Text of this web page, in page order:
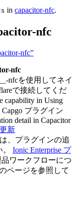
in capacitor-nfc.
nfc
nfc”
nfc
nfcを使用してネイ
で接続してくだ
capability in Using
Capgo プラグイン
detail in Capacitor
新
、プラグインの追
Ionic Enterprise プ
品ワークフローにつ
ページを参照して